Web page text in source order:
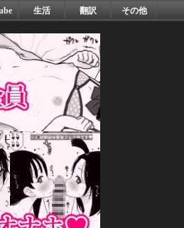
生活 翻訳 その他